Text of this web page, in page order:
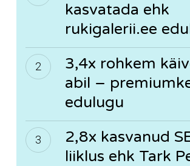
kasvatada ehk
rukigalerii.ee
3,4x rohkem
abil –
edulugu
2,8x kasvanud
liiklus ehk Tark